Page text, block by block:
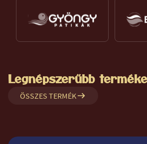
Legnépszerűbb
ÖSSZES TERMÉK